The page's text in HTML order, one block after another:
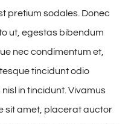
pretium sodales. Donec
ut, egestas bibendum
nec condimentum et,
tincidunt odio
in tincidunt. Vivamus
sit amet, placerat auctor